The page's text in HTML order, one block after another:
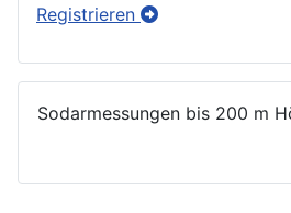
Registrieren
Sodarmessungen bis 200 m